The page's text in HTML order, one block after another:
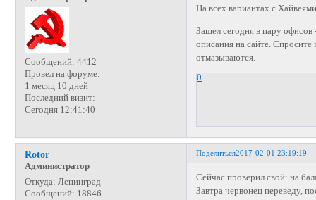
Сообщений: 4412
Провел на форуме:
1 месяц 10 дней
Последний визит:
Сегодня 12:41:40
На всех вариантах с
Зашел сегодня в пару
описания на сайте.
отмазываются.
0
Поделиться2017-02-01 23:19:19
Rotor
Администратор
Откуда: Ленинград
Сообщений: 18846
Сейчас проверил свой: на
Завтра червонец переведу,